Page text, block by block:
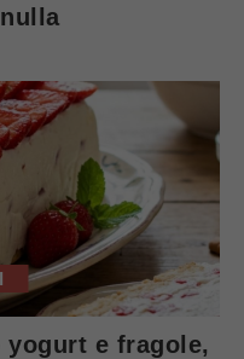
e fragole,